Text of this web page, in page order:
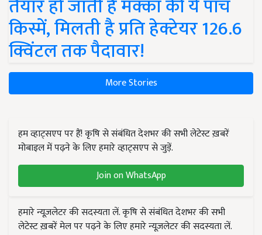
तैयार हो जाती हैं मक्का की ये पांच
किस्में, मिलती है प्रति हेक्टेयर 126.6
क्विंटल तक पैदावार!
More Stories
हम व्हाट्सएप पर हैं! कृषि से संबंधित देशभर की सभी लेटेस्ट ख़बरें
मोबाइल में पढ़ने के लिए हमारे व्हाट्सएप से जुड़ें.
Join on WhatsApp
हमारे न्यूज़लेटर की सदस्यता लें. कृषि से संबंधित देशभर की सभी
लेटेस्ट ख़बरें मेल पर पढ़ने के लिए हमारे न्यूज़लेटर की सदस्यता लें.